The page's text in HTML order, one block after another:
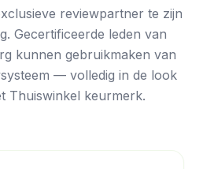
reviewpartner te zijn
Gecertificeerde leden van
kunnen gebruikmaken van
— volledig in de look
Thuiswinkel keurmerk.